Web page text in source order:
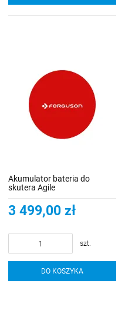
Akumulator bateria do
skutera Agile
3 499,00 zł
szt.
DO KOSZYKA